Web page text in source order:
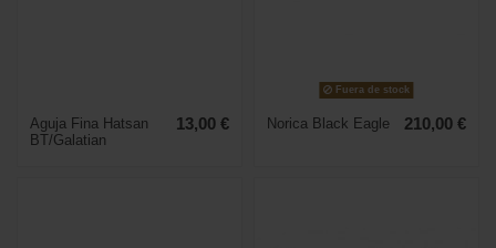
Aguja Fina Hatsan
BT/Galatian
13,00 €
Fuera de stock
Norica Black Eagle 210,00 €